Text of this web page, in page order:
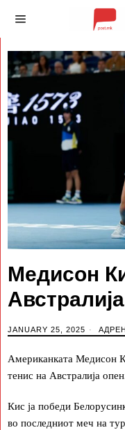
Медисон
JANUARY 25, 2025
Американката Медисон
тенис на Австралија
Кис ја победи
во последниот меч на